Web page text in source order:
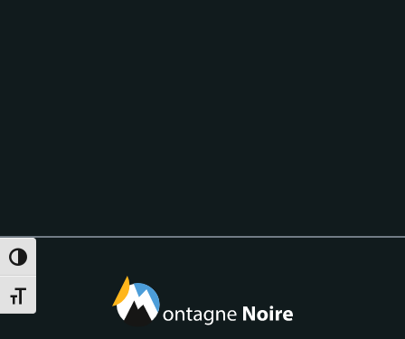
Passer en contraste élevé
Changer la taille de la police